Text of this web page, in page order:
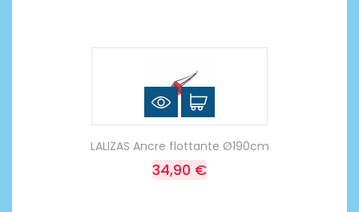
LALIZAS Ancre flottante Ø190cm
34,90 €